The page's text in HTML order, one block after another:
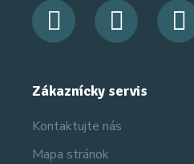
Zákaznícky servis
Kontaktujte nás
Mapa stránok